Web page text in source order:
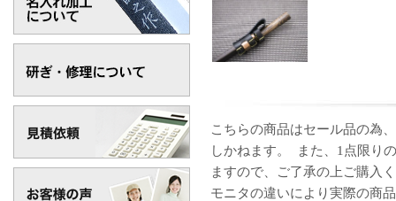
こちらの商品はセール品の為
しかねます。 また、1点限り
ますので、ご了承の上ご購入
モニタの違いにより実際の商